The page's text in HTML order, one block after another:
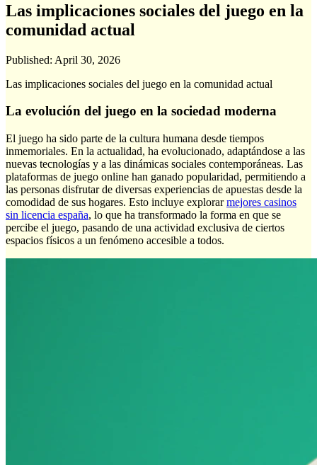
Las implicaciones sociales del juego en la
comunidad actual
Published: April 30, 2026
Las implicaciones sociales del juego en la comunidad actual
La evolución del juego en la sociedad moderna
El juego ha sido parte de la cultura humana desde tiempos
inmemoriales. En la actualidad, ha evolucionado, adaptándose a las
nuevas tecnologías y a las dinámicas sociales contemporáneas. Las
plataformas de juego online han ganado popularidad, permitiendo a
las personas disfrutar de diversas experiencias de apuestas desde la
comodidad de sus hogares. Esto incluye explorarmejores casinos
sin licencia españa, lo que ha transformado la forma en que se
percibe el juego, pasando de una actividad exclusiva de ciertos
espacios físicos a un fenómeno accesible a todos.